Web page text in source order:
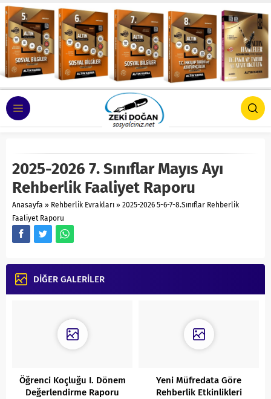
2025-2026 7. Sınıflar Mayıs Ayı
Rehberlik Faaliyet Raporu
Anasayfa » Rehberlik Evrakları » 2025-2026 5-6-7-8.Sınıflar Rehberlik
Faaliyet Raporu
DİĞER GALERİLER
Öğrenci Koçluğu I. Dönem
Değerlendirme Raporu
Yeni Müfredata Göre
Rehberlik Etkinlikleri